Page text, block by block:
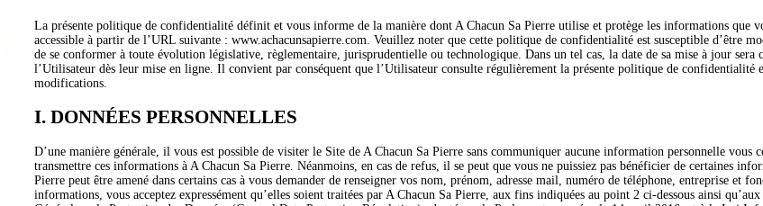
La présente politique de confidentialité définit et vous informe de la manière dont A Chacun Sa Pierre utilise et protège les informations que
accessible à partir de l’URL suivante : www.achacunsapierre.com. Veuillez noter que cette politique de confidentialité est susceptible d’être
de se conformer à toute évolution législative, règlementaire, jurisprudentielle ou technologique. Dans un tel cas, la date de sa mise à jour
l’Utilisateur dès leur mise en ligne. Il convient par conséquent que l’Utilisateur consulte régulièrement la présente politique de confidentialité
modifications.
I. DONNÉES PERSONNELLES
D’une manière générale, il vous est possible de visiter le Site de A Chacun Sa Pierre sans communiquer aucune information personnelle vous
transmettre ces informations à A Chacun Sa Pierre. Néanmoins, en cas de refus, il se peut que vous ne puissiez pas bénéficier de certaines
Pierre peut être amené dans certains cas à vous demander de renseigner vos nom, prénom, adresse mail, numéro de téléphone, entreprise et
informations, vous acceptez expressément qu’elles soient traitées par A Chacun Sa Pierre, aux fins indiquées au point 2 ci-dessous ainsi